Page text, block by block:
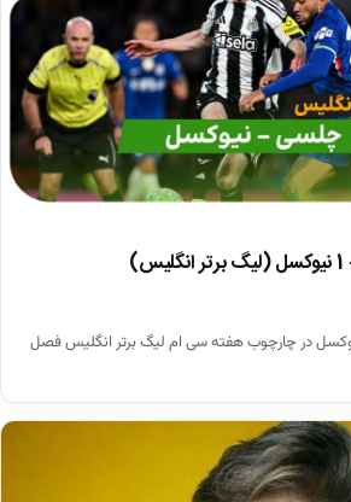
در چارچوب هفته سی ام لیگ برتر انگلیس فصل